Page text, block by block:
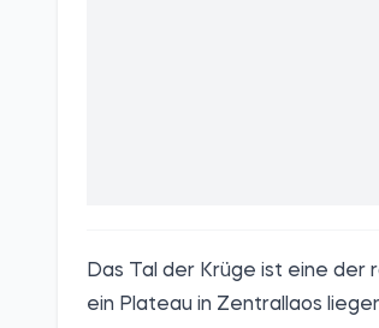
Das Tal der Krüge ist eine
ein Plateau in Zentrallaos